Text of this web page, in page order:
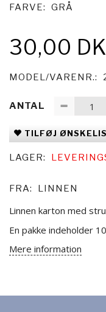
FARVE: GRÅ
30,00
MODEL/VARENR.:
ANTAL
TILFØJ
LAGER:
FRA: LINNEN
Linnen karton med
En pakke indeholder
Mere information